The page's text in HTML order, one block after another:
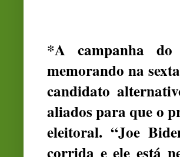
*A campanha
memorando na
candidato
aliados para que o
eleitoral. “Joe